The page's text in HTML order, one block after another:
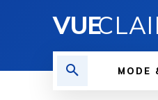
VUE
MODE